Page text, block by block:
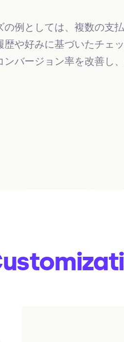
例としては、複数の支
や好みに基づいたチェ
バージョン率を改善し